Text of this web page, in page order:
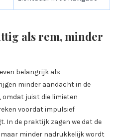
als rem, minder
belangrijk als
minder aandacht in de
omdat juist die limieten
voordat impulsief
In de praktijk zagen we dat de
minder nadrukkelijk wordt